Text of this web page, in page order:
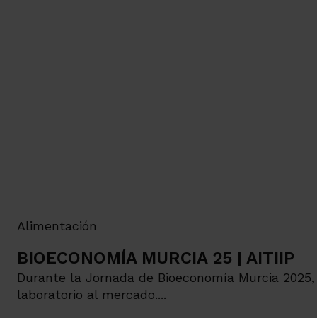
Alimentación
BIOECONOMÍA MURCIA 25 | AITIIP
Durante la Jornada de Bioeconomía Murcia
laboratorio al mercado....